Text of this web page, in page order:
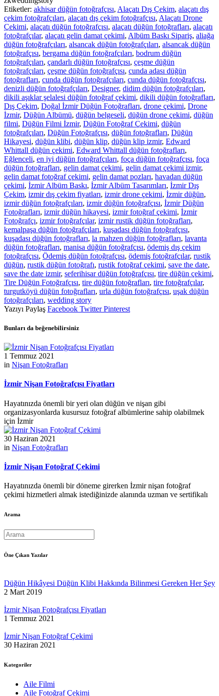
Etiketler: akhisar düğün fotoğrafçısı, Alaçatı Dış Çekim, alaçatı dış
çekim fotoğrafçıları, alaçatı dış çekim fotoğrafçısı, Alaçatı Drone
Çekimi, alaçatı düğün fotoğrafçısı, alaçatı düğün fotoğrafları, alaçatı
fotoğrafçılar, alaçatı gelin damat çekimi, Albüm Baskı Sipariş, aliağa
düğün fotoğrafçıları, alsancak düğün fotoğrafçıları, alsancak düğün
fotoğrafçısı, bergama düğün fotoğrafçıları, bodrum düğün
fotoğrafçıları, çandarlı düğün fotoğrafçısı, çeşme düğün
fotoğrafçıları, çeşme düğün fotoğrafçısı, cunda adası düğün
fotoğrafları, cunda düğün fotoğrafçıları, cunda düğün fotoğrafçısı,
denizli düğün fotoğrafçıları, Designer, didim düğün fotoğrafçıları,
dikili aşıklar şelalesi düğün fotoğraf çekimi, dikili düğün fotoğrafları,
Dış Çekim, Doğal İzmir Düğün Fotoğrafları, drone çekimi, Drone
İzmir, Düğün Albümü, düğün belgeseli, düğün drone çekimi, düğün
filmi, Düğün Filmi İzmir, Düğün Fotoğraf Çekimi, düğün
fotoğrafçıları, Düğün Fotoğrafçısı, düğün fotoğrafları, Düğün
Hikayesi, düğün klibi, düğün klip, düğün klip izmir, Edward
Whittall düğün çekimi, Edward Whittall düğün fotoğrafları,
Eğlenceli, en iyi düğün fotoğrafçıları, foça düğün fotoğrafçısı, foça
düğün fotoğrafları, gelin damat çekimi, gelin damat çekimi izmir,
gelin damat fotoğraf çekimi, gelin damat pozları, havadan düğün
çekimi, İzmir Albüm Baskı, İzmir Albüm Tasarımları, İzmir Dış
Çekim, izmir dış çekim fiyatları, izmir drone çekimi, İzmir düğün,
izmir düğün fotoğrafçıları, izmir düğün fotoğrafçısı, İzmir Düğün
Fotoğrafları, izmir düğün hikayesi, izmir fotoğraf çekimi, İzmir
Fotoğrafçı, izmir fotoğrafçılar, izmir rustik düğün fotoğrafları,
kemalpaşa düğün fotoğrafçıları, kuşadası düğün fotoğrafçısı,
kuşadası düğün fotoğrafları, la mahzen düğün fotoğrafları, lavanta
düğün fotoğrafları, manisa düğün fotoğrafçısı, ödemiş dış çekim
fotoğrafçısı, Ödemiş düğün fotoğrafçısı, ödemiş fotoğrafçılar, rustik
düğün, rustik düğün fotoğrafı, rustik fotoğraf çekimi, save the date,
save the date izmir, seferihisar düğün fotoğrafçısı, tire düğün çekimi,
Tire Düğün Fotoğrafçısı, tire düğün fotoğrafları, tire fotoğrafçılar,
turgutköyü düğün fotoğrafları, urla düğün fotoğrafçısı, uşak düğün
fotoğrafçıları, wedding story
Yazıyı Paylaş Facebook TwitterPinterest
Bunları da beğenebilirsiniz
1 Temmuz 2021
in Nişan Fotoğrafları
İzmir Nişan Fotoğrafçısı Fiyatları
Hayatınızda önemli bir yeri olan düğün ve nişan gibi
organizasyonlarda kusursuz fotoğraf albümlerine sahip olabilmek
için İzmir
30 Haziran 2021
in Nişan Fotoğrafları
İzmir Nişan Fotoğraf Çekimi
Hayatınızda önemli bir döneme girerken İzmir nişan fotoğraf
çekimi hizmetleri almak istediğinizde alanında uzman ve sertifikalı
Arama
Öne Çıkan Yazılar
Düğün Hikâyesi Düğün Klibi Hakkında Bilinmesi Gereken Her Şey
2 Mart 2019
İzmir Nişan Fotoğrafçısı Fiyatları
1 Temmuz 2021
İzmir Nişan Fotoğraf Çekimi
30 Haziran 2021
Kategoriler
Aile Filmi
Aile Fotoğraf Çekimi